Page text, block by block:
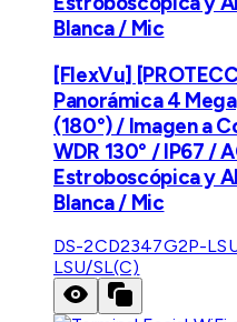
Blanca / Mic
[FlexVu]
Panorámica 4
(180°) / Imagen a
WDR 130° / IP67 /
Estroboscópica y
Blanca / Mic
DS-2CD2347G2P-
LSU/SL(C)